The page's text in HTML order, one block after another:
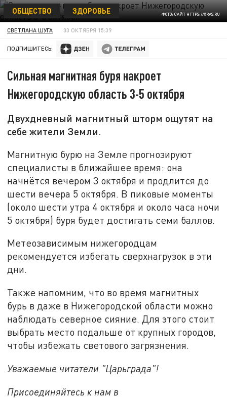
ФОТО: САЙТ HTTPS://XRAS.RU
ОБЩЕСТВО ЗДОРОВЬЕ
СВЕТЛАНА ШУГА 03 ОКТЯБРЯ 15:39
ПОДПИШИТЕСЬ:
Сильная магнитная буря накроет
Нижегородскую область 3-5 октября
Двухдневный магнитный шторм ощутят на
себе жители Земли.
Магнитную бурю на Земле прогнозируют
специалисты в ближайшее время: она
начнётся вечером 3 октября и продлится до
шести вечера 5 октября. В пиковые моменты
(около шести утра 4 октября и около часа ночи
5 октября) буря будет достигать семи баллов.
Метеозависимым нижегородцам
рекомендуется избегать сверхнагрузок в эти
дни.
Также напомним, что во время магнитных
бурь в даже в Нижегородской области можно
наблюдать северное сияние. Для этого стоит
выбрать место подальше от крупных городов,
чтобы избежать светового загрязнения.
Уважаемые читатели "Царьграда"!
Присоединяйтесь к нам в